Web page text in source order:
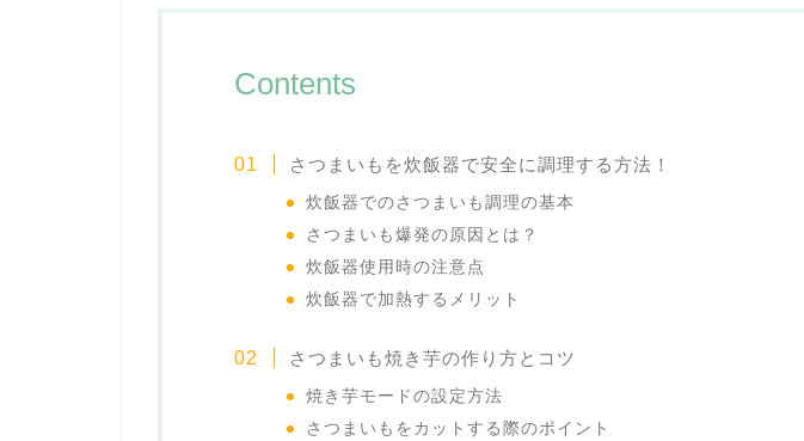
Contents
さつまいもを炊飯器で安全に調理する方法！
炊飯器でのさつまいも調理の基本
さつまいも爆発の原因とは？
炊飯器使用時の注意点
炊飯器で加熱するメリット
さつまいも焼き芋の作り方とコツ
焼き芋モードの設定方法
さつまいもをカットする際のポイント